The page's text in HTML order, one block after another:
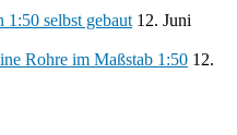
selbst gebaut 12. Juni
Rohre im Maßstab 1:50 12.